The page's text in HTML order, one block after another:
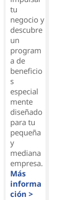
tu
negocio y
descubre
un
program
a de
beneficio
s
especial
mente
diseñado
para tu
pequeña
y
mediana
empresa.
Más
informa
ción >